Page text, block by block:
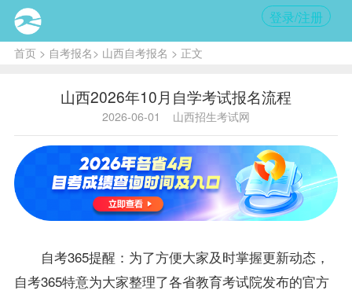
登录/注册
首页> 自考报名> 山西自考报名 > 正文
山西2026年10月自学考试报名流程
2026-06-01 山西招生考试网
自考365提醒：为了方便大家及时掌握更新动态，
自考365特意为大家整理了各省教育考试院发布的官方